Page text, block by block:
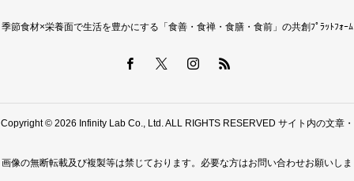
季節食材×栄養面で生活を豊かにする「食善・食禅・食膳・食前」の共創ﾌﾟﾗｯﾄﾌｫｰﾑ
Copyright © 2026 Infinity Lab Co., Ltd. ALL RIGHTS RESERVED サイト内の文章・
画像の無断転載及び複製等は禁じております。必要な方はお問い合わせお願いしま